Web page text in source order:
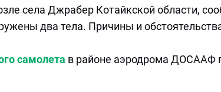
села Джрабер Котайкской области,
два тела. Причины и
самолета в районе аэродрома ДОСААФ